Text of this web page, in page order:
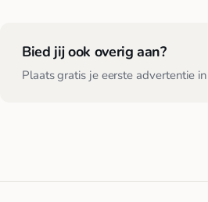
Bied jij ook overig aan?
Plaats gratis je eerste advertentie